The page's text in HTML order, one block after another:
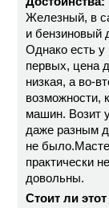
Железный, в
и бензиновый
Однако есть у
первых, цена
низкая, а во-
возможности,
машин. Возит
даже разным
не
практически
довольны.
Стоит ли